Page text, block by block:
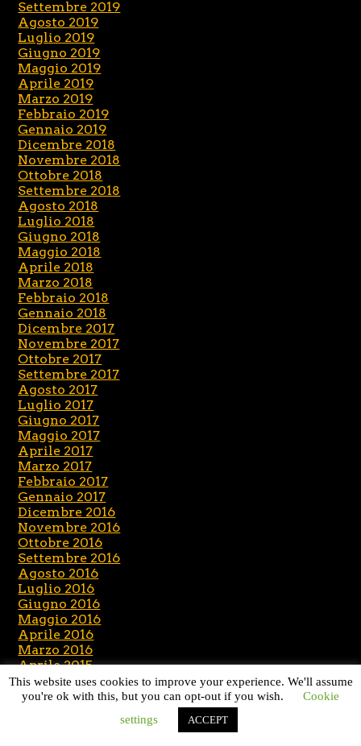
Settembre 2019
Agosto 2019
Luglio 2019
Giugno 2019
Maggio 2019
Aprile 2019
Marzo 2019
Febbraio 2019
Gennaio 2019
Dicembre 2018
Novembre 2018
Ottobre 2018
Settembre 2018
Agosto 2018
Luglio 2018
Giugno 2018
Maggio 2018
Aprile 2018
Marzo 2018
Febbraio 2018
Gennaio 2018
Dicembre 2017
Novembre 2017
Ottobre 2017
Settembre 2017
Agosto 2017
Luglio 2017
Giugno 2017
Maggio 2017
Aprile 2017
Marzo 2017
Febbraio 2017
Gennaio 2017
Dicembre 2016
Novembre 2016
Ottobre 2016
Settembre 2016
Agosto 2016
Luglio 2016
Giugno 2016
Maggio 2016
Aprile 2016
Marzo 2016
Aprile 2015
Maggio 2014
This website uses cookies to improve your experience. We'll assume
you're ok with this, but you can opt-out if you wish.
Cookie
settings
ACCEPT